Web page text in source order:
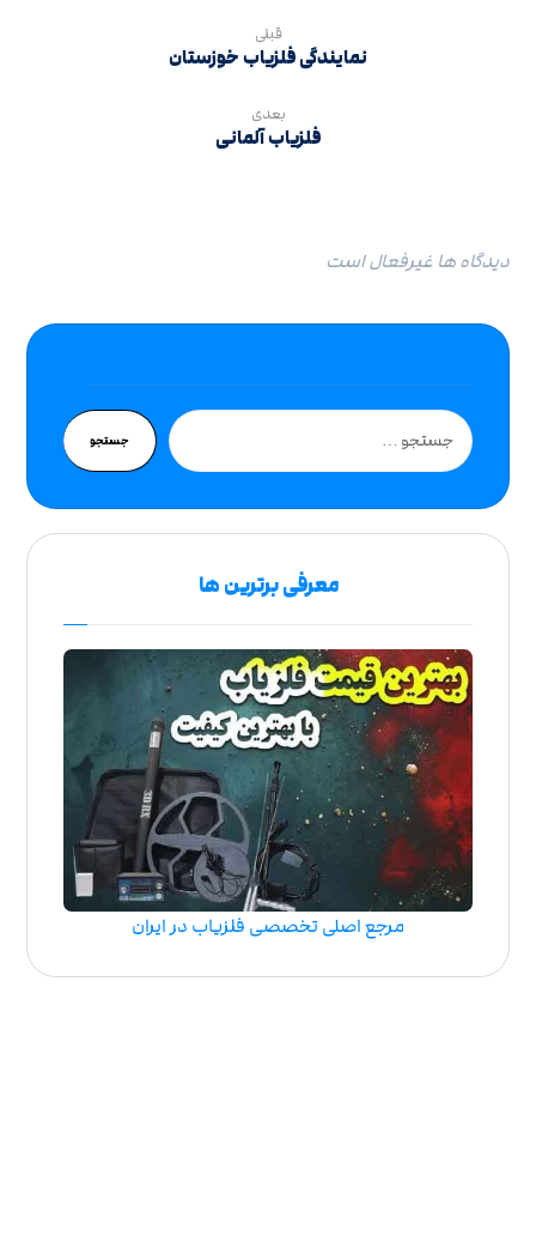
قبلی
نمایندگی فلزیاب خوزستان
بعدی
فلزیاب آلمانی
دیدگاه ها غیرفعال است
جستجو
معرفی برترین ها
مرجع اصلی تخصصی فلزیاب در ایران